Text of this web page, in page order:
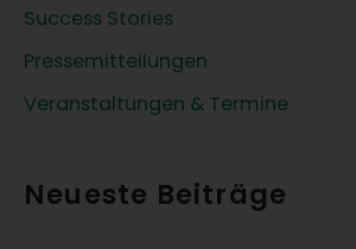
:Success Stories
Pressemitteilungen
Veranstaltungen & Termine
Neueste Beiträge